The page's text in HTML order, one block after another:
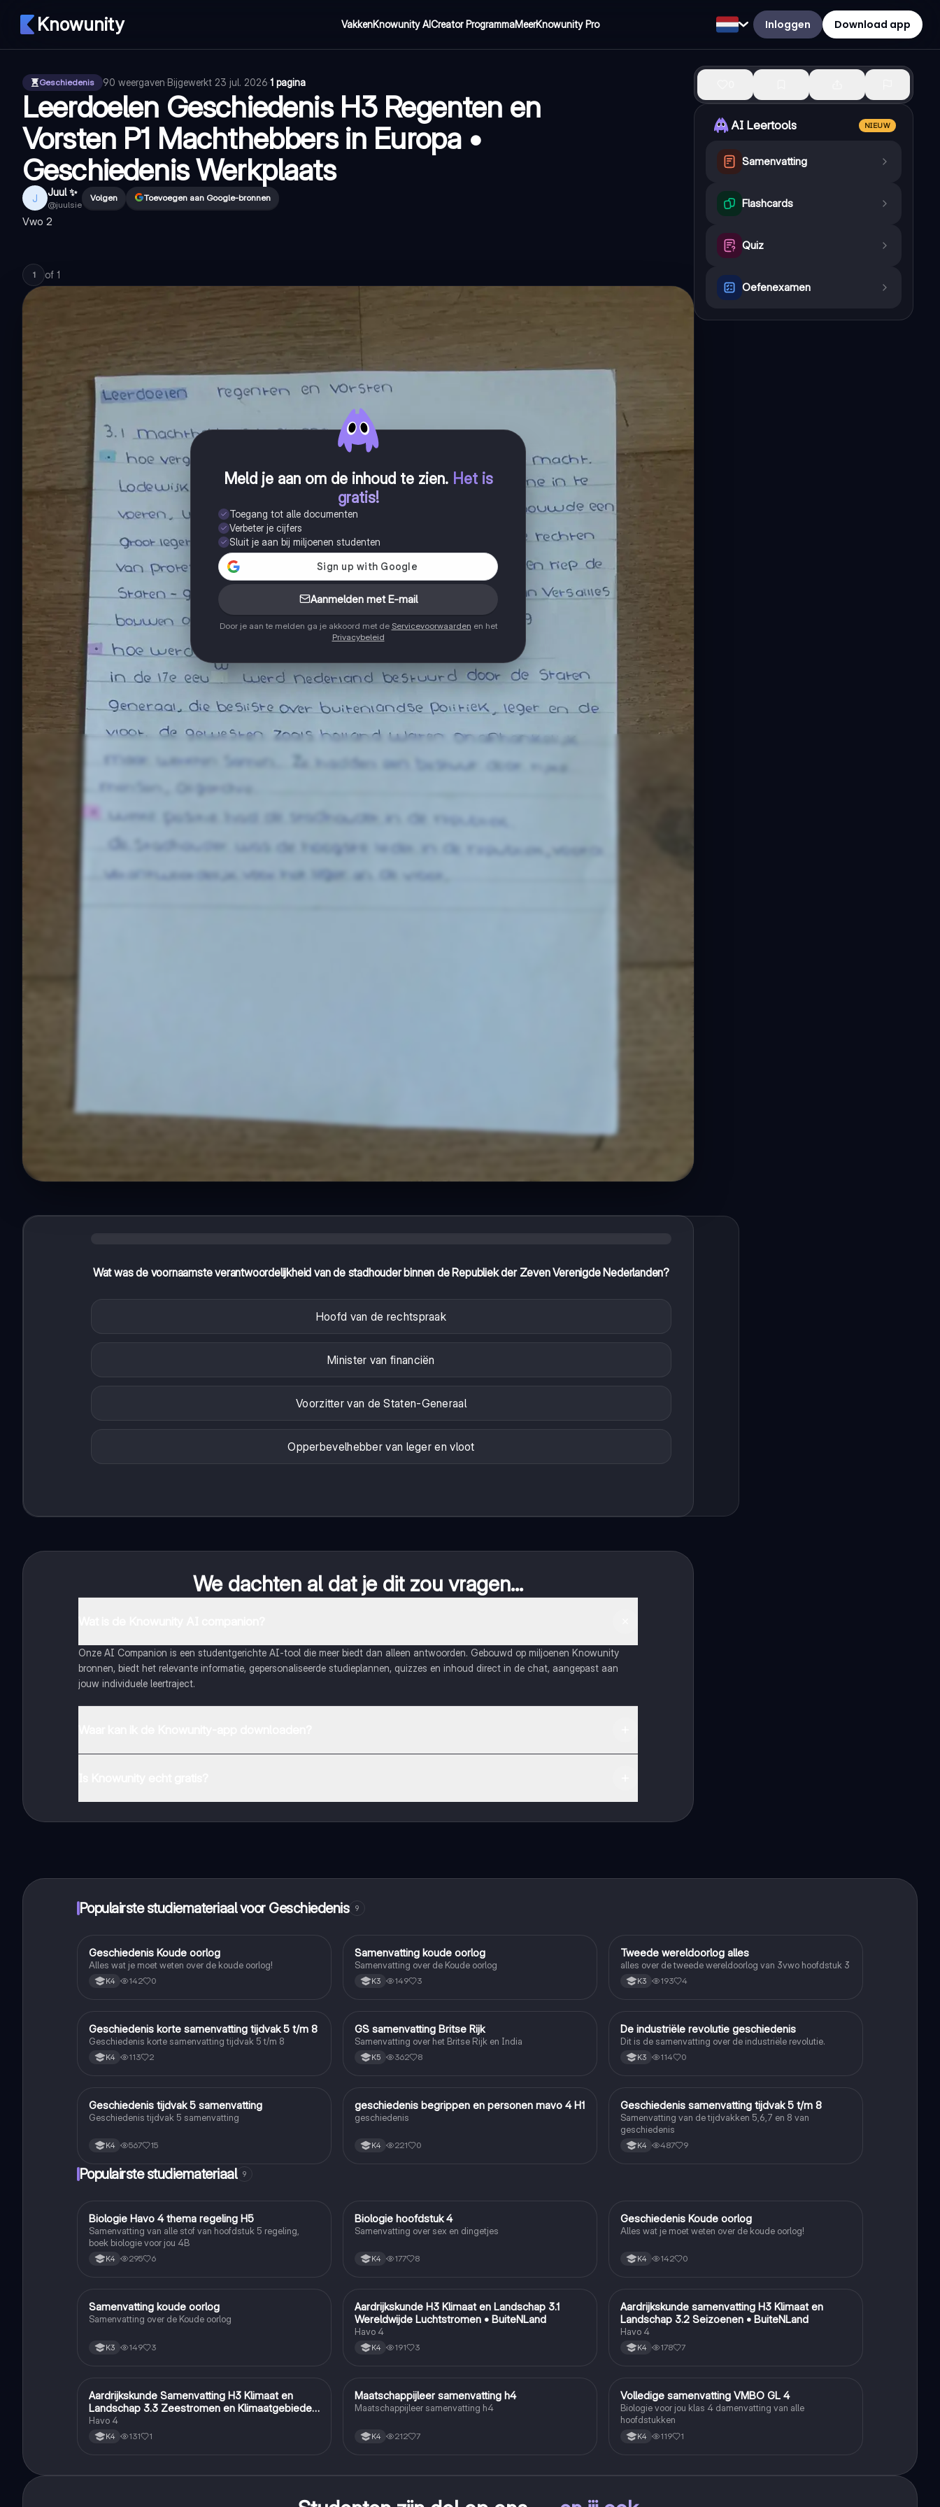
Knowunity VakkenKnowunity AICreator ProgrammaMeerKnowunity Pro Inloggen Download app
Geschiedenis 90 weergaven·Bijgewerkt 23 jul. 2026·1 pagina
Leerdoelen Geschiedenis H3 Regenten en
Vorsten P1 Machthebbers in Europa •
Geschiedenis Werkplaats
J Juul ✨
@juulsie
Volgen Toevoegen aan Google-bronnen
Vwo 2
1 of 1
Meld je aan om de inhoud te zien. Het is
gratis!
Toegang tot alle documenten
Verbeter je cijfers
Sluit je aan bij miljoenen studenten
Aanmelden met E-mail
Door je aan te melden ga je akkoord met de Servicevoorwaarden en het
Privacybeleid
Wat was de voornaamste verantwoordelijkheid van de stadhouder binnen de Republiek der Zeven Verenigde Nederlanden?
Hoofd van de rechtspraak
Minister van financiën
Voorzitter van de Staten-Generaal
Opperbevelhebber van leger en vloot
We dachten al dat je dit zou vragen...
Onze AI Companion is een studentgerichte AI-tool die meer biedt dan alleen antwoorden. Gebouwd op miljoenen Knowunity
bronnen, biedt het relevante informatie, gepersonaliseerde studieplannen, quizzes en inhoud direct in de chat, aangepast aan
jouw individuele leertraject.
handbereik!
AI Leertools NIEUW
Samenvatting
Flashcards
Quiz
Oefenexamen
Populairste studiemateriaal voor Geschiedenis 9
Geschiedenis
Geschiedenis Koude oorlog
Alles wat je moet weten over de koude oorlog!
K4 142 0
Geschiedenis
Samenvatting koude oorlog
Samenvatting over de Koude oorlog
K3 149 3
Geschiedenis
Tweede wereldoorlog alles
alles over de tweede wereldoorlog van 3vwo hoofdstuk 3
K3 193 4
Geschiedenis
Geschiedenis korte samenvatting tijdvak 5 t/m 8
Geschiedenis korte samenvatting tijdvak 5 t/m 8
K4 113 2
Geschiedenis
GS samenvatting Britse Rijk
Samenvatting over het Britse Rijk en India
K5 362 8
Geschiedenis
De industriële revolutie geschiedenis
Dit is de samenvatting over de industriële revolutie.
K3 114 0
Geschiedenis
Geschiedenis tijdvak 5 samenvatting
Geschiedenis tijdvak 5 samenvatting
K4 567 15
Geschiedenis
geschiedenis begrippen en personen mavo 4 H1
geschiedenis
K4 221 0
Geschiedenis
Geschiedenis samenvatting tijdvak 5 t/m 8
Samenvatting van de tijdvakken 5,6,7 en 8 van
geschiedenis
K4 487 9
Populairste studiemateriaal 9
Biologie
Biologie Havo 4 thema regeling H5
Samenvatting van alle stof van hoofdstuk 5 regeling,
boek biologie voor jou 4B
K4 295 6
Biologie
Biologie hoofdstuk 4
Samenvatting over sex en dingetjes
K4 177 8
Geschiedenis
Geschiedenis Koude oorlog
Alles wat je moet weten over de koude oorlog!
K4 142 0
Geschiedenis
Samenvatting koude oorlog
Samenvatting over de Koude oorlog
K3 149 3
Aardrijkskunde
Aardrijkskunde H3 Klimaat en Landschap 3.1
Wereldwijde Luchtstromen • BuiteNLand
Havo 4
K4 191 3
Aardrijkskunde
Aardrijkskunde samenvatting H3 Klimaat en
Landschap 3.2 Seizoenen • BuiteNLand
Havo 4
K4 178 7
Aardrijkskunde
Aardrijkskunde Samenvatting H3 Klimaat en
Landschap 3.3 Zeestromen en Klimaatgebieden
• BuiteNLand
Havo 4
K4 131 1
Maatschappijleer
Maatschappijleer samenvatting h4
Maatschappijleer samenvatting h4
K4 212 7
Biologie
Volledige samenvatting VMBO GL 4
Biologie voor jou klas 4 damenvatting van alle
hoofdstukken
K4 119 1